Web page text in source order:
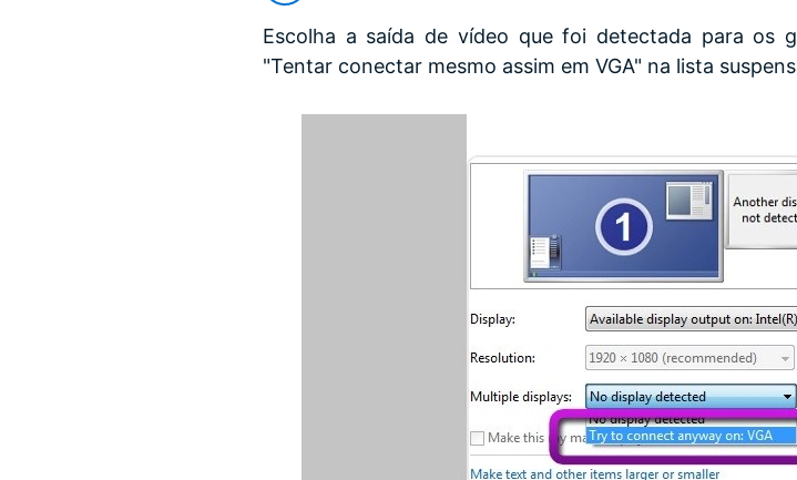
Escolha a saída de vídeo que foi detectada para os
"Tentar conectar mesmo assim em VGA" na lista